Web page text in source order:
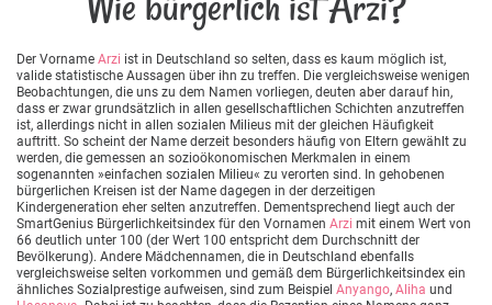
Der Vorname Arzi ist in Deutschland so selten, dass es kaum möglich ist,
valide statistische Aussagen über ihn zu treffen. Die vergleichsweise wenigen
Beobachtungen, die uns zu dem Namen vorliegen, deuten aber darauf hin,
dass er zwar grundsätzlich in allen gesellschaftlichen Schichten anzutreffen
ist, allerdings nicht in allen sozialen Milieus mit der gleichen Häufigkeit
auftritt. So scheint der Name derzeit besonders häufig von Eltern gewählt zu
werden, die gemessen an sozioökonomischen Merkmalen in einem
sogenannten »einfachen sozialen Milieu« zu verorten sind. In gehobenen
bürgerlichen Kreisen ist der Name dagegen in der derzeitigen
Kindergeneration eher selten anzutreffen. Dementsprechend liegt auch der
SmartGenius Bürgerlichkeitsindex für den Vornamen Arzi mit einem Wert von
66 deutlich unter 100 (der Wert 100 entspricht dem Durchschnitt der
Bevölkerung). Andere Mädchennamen, die in Deutschland ebenfalls
vergleichsweise selten vorkommen und gemäß dem Bürgerlichkeitsindex ein
ähnliches Sozialprestige aufweisen, sind zum Beispiel Anyango, Aliha und